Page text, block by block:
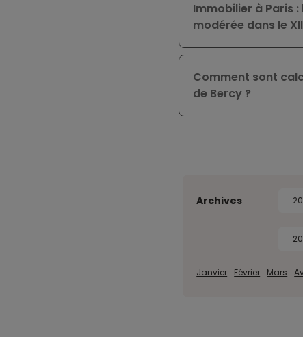
Immobilier à Paris
modérée dans le
Comment sont
de Bercy ?
Archives
Janvier Février Mars